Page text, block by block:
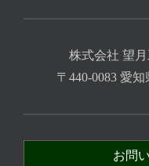
株式会社 望
〒440-0083 愛
お問